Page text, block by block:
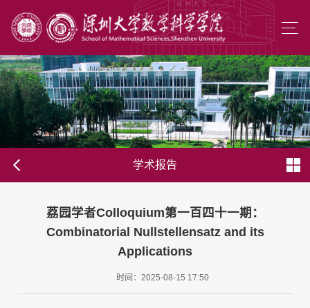
学术报告
荔园学者Colloquium第一百四十一期：
Combinatorial Nullstellensatz and its
Applications
时间：2025-08-15 17:50